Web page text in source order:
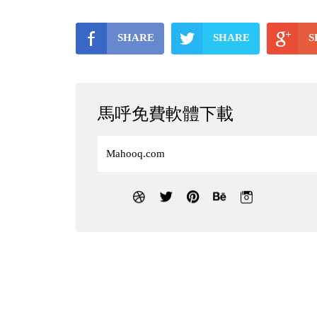
SHARE SHARE
馬呼免費軟體下載
Mahooq.com